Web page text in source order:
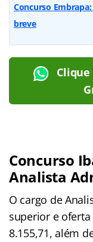
Concurso
breve
Concurso
Analista
O cargo de
superior e
8.155,71, além